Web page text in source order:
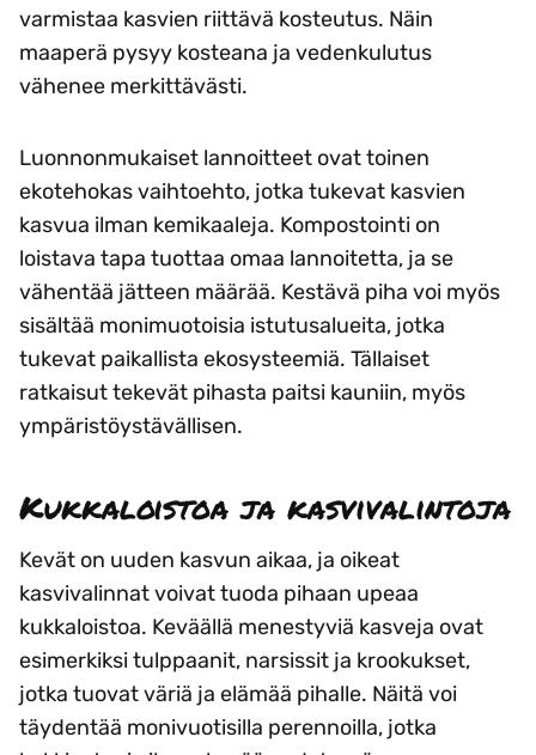
varmistaa kasvien riittävä kosteutus. Näin
maaperä pysyy kosteana ja vedenkulutus
vähenee merkittävästi.
Luonnonmukaiset lannoitteet ovat toinen
ekotehokas vaihtoehto, jotka tukevat kasvien
kasvua ilman kemikaaleja. Kompostointi on
loistava tapa tuottaa omaa lannoitetta, ja se
vähentää jätteen määrää. Kestävä piha voi myös
sisältää monimuotoisia istutusalueita, jotka
tukevat paikallista ekosysteemiä. Tällaiset
ratkaisut tekevät pihasta paitsi kauniin, myös
ympäristöystävällisen.
Kukkaloistoa ja kasvivalintoja
Kevät on uuden kasvun aikaa, ja oikeat
kasvivalinnat voivat tuoda pihaan upeaa
kukkaloistoa. Keväällä menestyviä kasveja ovat
esimerkiksi tulppaanit, narsissit ja krookukset,
jotka tuovat väriä ja elämää pihalle. Näitä voi
täydentää monivuotisilla perennoilla, jotka